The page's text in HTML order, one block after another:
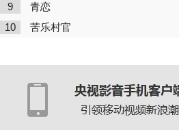
9 青恋
10 苦乐村官